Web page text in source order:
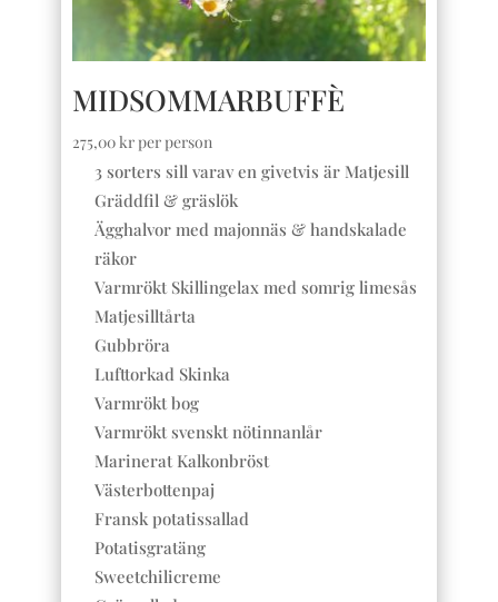
MIDSOMMARBUFFÈ
275,00krper person
3 sorters sill varav en givetvis är Matjesill
Gräddfil & gräslök
Ägghalvor med majonnäs & handskalade
räkor
Varmrökt Skillingelax med somrig limesås
Matjesilltårta
Gubbröra
Lufttorkad Skinka
Varmrökt bog
Varmrökt svenskt nötinnanlår
Marinerat Kalkonbröst
Västerbottenpaj
Fransk potatissallad
Potatisgratäng
Sweetchilicreme